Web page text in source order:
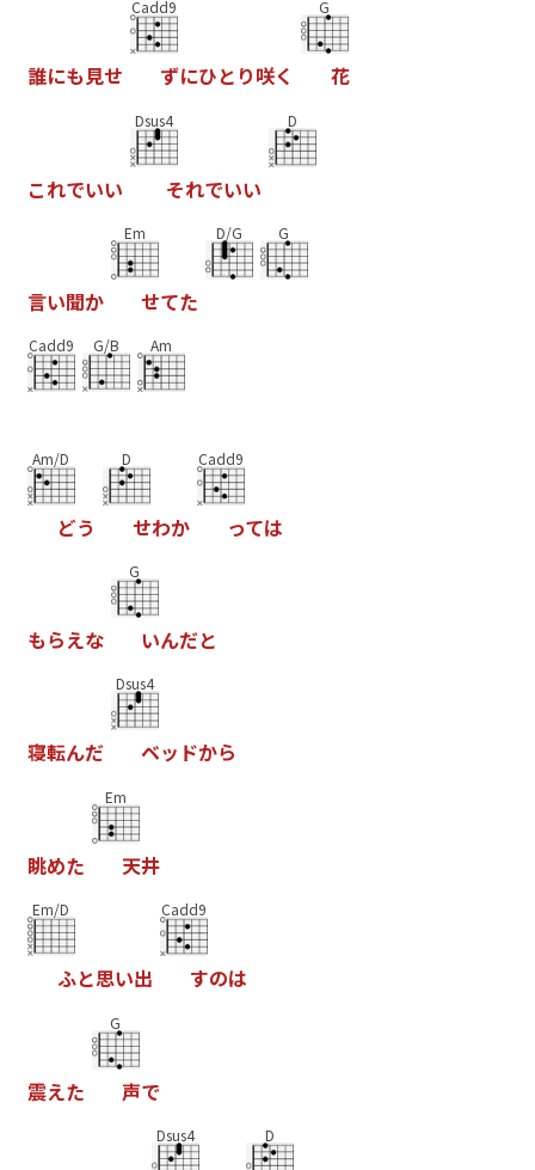
誰にも見せ
Cadd9
ずにひと り咲く
G
花
これでいい
Dsus4
それでいい
D
言い聞か
Em
せてた
D/G G
Cadd9 G/B Am
Am/D
どう
D
せわか
Cadd9
っては
もらえな
G
いんだと
寝転んだ
Dsus4
ベッ ドから
眺めた
Em
天井
Em/D
ふと思い出
Cadd9
すのは
震えた
G
声で
Dsus4 D